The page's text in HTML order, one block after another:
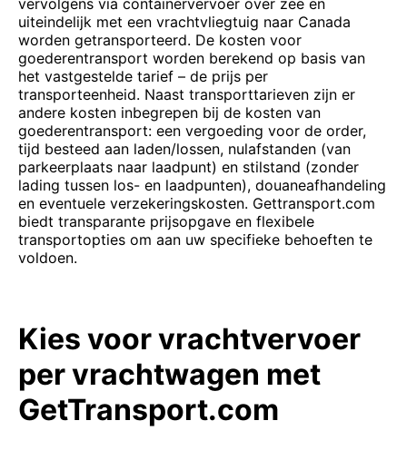
vervolgens via containervervoer over zee en
uiteindelijk met een vrachtvliegtuig naar Canada
worden getransporteerd. De kosten voor
goederentransport worden berekend op basis van
het vastgestelde tarief – de prijs per
transporteenheid. Naast transporttarieven zijn er
andere kosten inbegrepen bij de kosten van
goederentransport: een vergoeding voor de order,
tijd besteed aan laden/lossen, nulafstanden (van
parkeerplaats naar laadpunt) en stilstand (zonder
lading tussen los- en laadpunten), douaneafhandeling
en eventuele verzekeringskosten. Gettransport.com
biedt transparante prijsopgave en flexibele
transportopties om aan uw specifieke behoeften te
voldoen.
Kies voor vrachtvervoer
per vrachtwagen met
GetTransport.com